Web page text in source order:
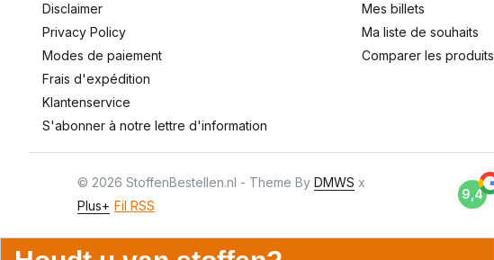
Disclaimer
Privacy Policy
Modes de paiement
Frais d'expédition
Klantenservice
S'abonner à notre lettre d'information
Mes billets
Ma liste de souhaits
Comparer les produits
© 2026 StoffenBestellen.nl - Theme By DMWS x
Plus+ Fil RSS
9,4